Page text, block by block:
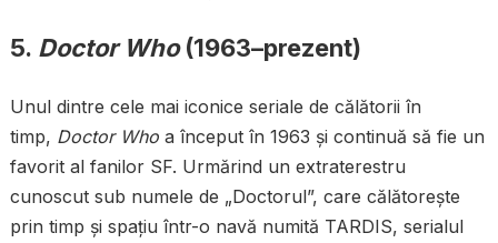
5. Doctor Who(1963–prezent)
Unul dintre cele mai iconice seriale de călătorii în
timp, Doctor Whoa început în 1963 și continuă să fie un
favorit al fanilor SF. Urmărind un extraterestru
cunoscut sub numele de „Doctorul”, care călătorește
prin timp și spațiu într-o navă numită TARDIS, serialul